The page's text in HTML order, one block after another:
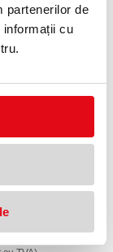
partenerilor de
informații cu
folosința, alb,